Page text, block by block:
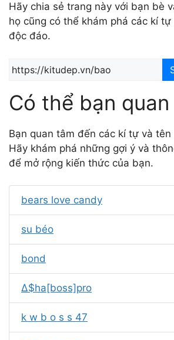
Hãy chia sẻ trang này với bạn bè
họ cũng có thể khám phá các kí tự
độc đáo.
Có thể bạn
Bạn quan tâm đến các kí tự và tên
Hãy khám phá những gợi ý và
để mở rộng kiến thức của bạn.
bears love candy
su béo
bond
∆$ha[boss]pro
k w b o s s 47